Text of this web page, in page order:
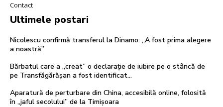
Contact
Ultimele postari
Nicolescu confirmă transferul la Dinamo: „A fost prima alegere
a noastră”
Bărbatul care a „creat” o declarație de iubire pe o stâncă de
pe Transfăgărășan a fost identificat…
Aparatură de perturbare din China, accesibilă online, folosită
în „jaful secolului” de la Timișoara